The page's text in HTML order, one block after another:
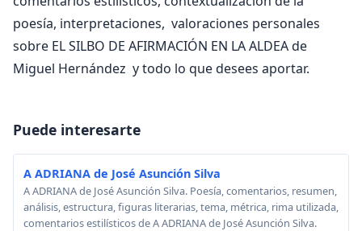
poesía, interpretaciones, valoraciones personales
sobre EL SILBO DE AFIRMACIÓN EN LA ALDEA de
Miguel Hernández y todo lo que desees aportar.
Puede interesarte
A ADRIANA de José Asunción Silva
A ADRIANA de José Asunción Silva. Poesía, comentarios, resumen,
análisis, estructura, figuras literarias, tema, métrica, rima utilizada,
comentarios estilísticos de A ADRIANA de José Asunción Silva.